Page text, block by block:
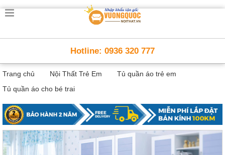
Trang
Thông
Minh
Nội
thất
minh
Nội
Thất
Trẻ
Hotline: 0936 320 777
Trang chủ Nội Thất Trẻ Em
Tủ quần áo trẻ em
Tủ quần áo cho bé trai